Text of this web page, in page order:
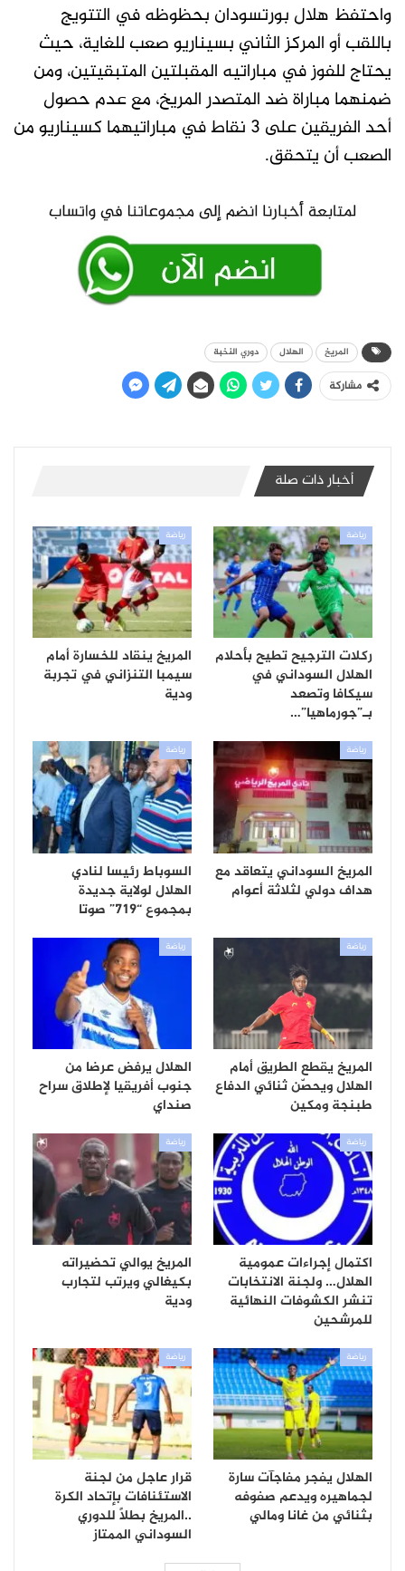
واحتفظ هلال بورتسودان بحظوظه في التتويج
باللقب أو المركز الثاني بسيناريو صعب للغاية، حيث
يحتاج للفوز في مباراتيه المقبلتين المتبقيتين، ومن
ضمنهما مباراة ضد المتصدر المريخ، مع عدم حصول
أحد الفريقين على 3 نقاط في مباراتيهما كسيناريو من
الصعب أن يتحقق.
المريخ الهلال دوري النخبة
مشاركة
أخبار ذات صلة
رياضة
ركلات الترجيح تطيح بأحلام
الهلال السوداني في
سيكافا وتصعد
بـ”جورماهيا”…
رياضة
المريخ ينقاد للخسارة أمام
سيمبا التنزاني في تجربة
ودية
رياضة
المريخ السوداني يتعاقد مع
هداف دولي لثلاثة أعوام
رياضة
السوباط رئيسا لنادي
الهلال لولاية جديدة
بمجموع “719” صوتا
رياضة
المريخ يقطع الطريق أمام
الهلال ويحصّن ثنائي الدفاع
طبنجة ومكين
رياضة
الهلال يرفض عرضا من
جنوب أفريقيا لإطلاق سراح
صنداي
رياضة
اكتمال إجراءات عمومية
الهلال… ولجنة الانتخابات
تنشر الكشوفات النهائية
للمرشحين
رياضة
المريخ يوالي تحضيراته
بكيغالي ويرتب لتجارب
ودية
رياضة
الهلال يفجر مفاجآت سارة
لجماهيره ويدعم صفوفه
بثنائي من غانا ومالي
رياضة
قرار عاجل من لجنة
الاستئنافات بإتحاد الكرة
..المريخ بطلًا للدوري
السوداني الممتاز